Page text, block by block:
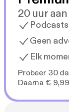
20 uur
Geen
Elk
Probeer 30
Daarna €